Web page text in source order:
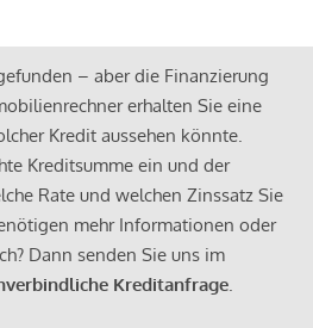
– aber die Finanzierung
erhalten Sie eine
Kredit aussehen könnte.
Kreditsumme ein und der
Rate und welchen Zinssatz Sie
mehr Informationen oder
Dann senden Sie uns im
Kreditanfrage.